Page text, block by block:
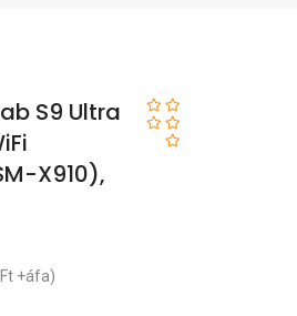
S9 Ultra
X910),
+áfa)